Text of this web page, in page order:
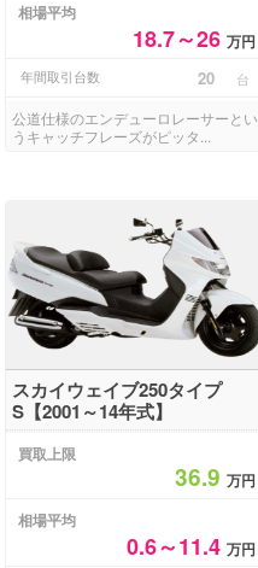
相場平均
18.7～26万円
年間取引台数 20 台
公道仕様のエンデューロレーサーとい
うキャッチフレーズがピッタ...
スカイウェイブ250タイプ
S【2001～14年式】
買取上限
36.9万円
相場平均
0.6～11.4万円